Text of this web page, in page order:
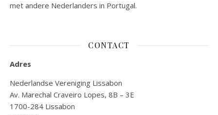
met andere Nederlanders in Portugal.
CONTACT
Adres
Nederlandse Vereniging Lissabon
Av. Marechal Craveiro Lopes, 8B – 3E
1700-284 Lissabon